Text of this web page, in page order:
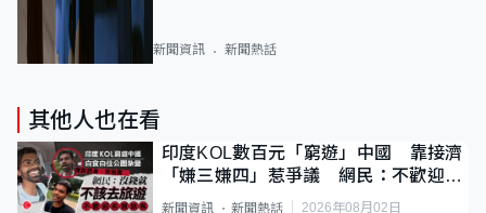
新聞資訊 新聞熱話
其他人也在看
印度KOL數百元「窮遊」中國 靠接濟
「嫌三嫌四」惹爭議 網民：不歡迎劣
質旅客
新聞資訊 新聞熱話 2026年08月02日